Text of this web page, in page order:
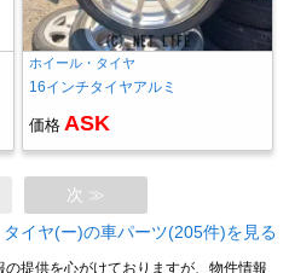
ホイール・タイヤ
16インチタイヤアルミ
価格 ASK
次 ≫
タイヤ(ー)の車パーツ(205件)を見る
の提供を心がけておりますが、物件情報